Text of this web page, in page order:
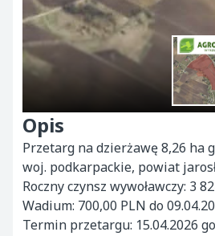
Opis
Przetarg na dzierżawę 8,26 ha
woj. podkarpackie, powiat
Roczny czynsz wywoławczy: 3
Wadium: 700,00 PLN do
Termin przetargu: 15.04.2026